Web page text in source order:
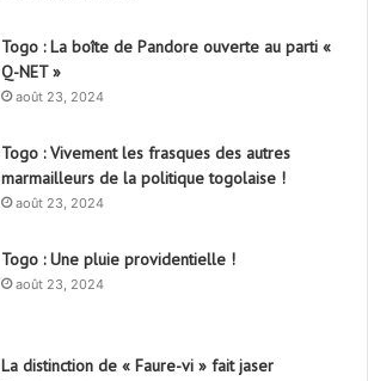
Togo : La boîte de Pandore ouverte au parti «
Q-NET »
août 23, 2024
Togo : Vivement les frasques des autres
marmailleurs de la politique togolaise !
août 23, 2024
Togo : Une pluie providentielle !
août 23, 2024
La distinction de « Faure-vi » fait jaser